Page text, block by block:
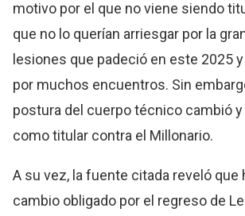
motivo por el que no viene siendo
que no lo querían arriesgar por la
lesiones que padeció en este 2025
por muchos encuentros. Sin
postura del cuerpo técnico cambió
como titular contra el Millonario.
A su vez, la fuente citada reveló que
cambio obligado por el regreso de